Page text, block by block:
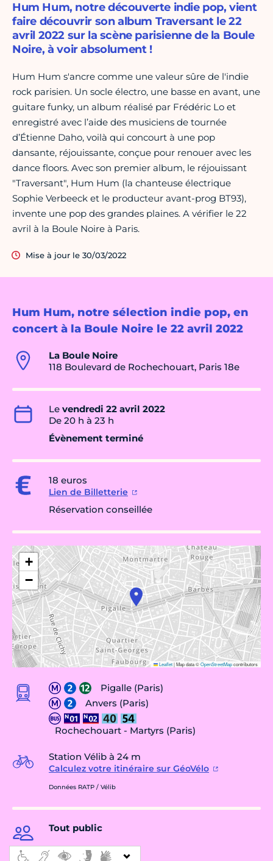
Hum Hum, notre sélection indie pop, en
concert à la Boule Noire le 22 avril 2022
La Boule Noire
118 Boulevard de Rochechouart, Paris 18e
Le vendredi 22 avril 2022
De 20 h à 23 h
Évènement terminé
18 euros
Lien de Billetterie
Réservation conseillée
+
−
Leaflet|Map data ©OpenStreetMapcontributors
Pigalle (Paris)
Anvers (Paris)
Rochechouart - Martyrs (Paris)
Station Vélib à 24 m
Calculez votre itinéraire sur GéoVélo
Données RATP / Vélib
Tout public
Hum Hum, notre découverte indie pop, vient
faire découvrir son album Traversant le 22
avril 2022 sur la scène parisienne de la Boule
Noire, à voir absolument !
Hum Hum s'ancre comme une valeur sûre de l'indie
rock parisien. Un socle électro, une basse en avant, une
guitare funky, un album réalisé par Frédéric Lo et
enregistré avec l’aide des musiciens de tournée
d’Étienne Daho, voilà qui concourt à une pop
dansante, réjouissante, conçue pour renouer avec les
dance floors. Avec son premier album, le réjouissant
"Traversant", Hum Hum (la chanteuse électrique
Sophie Verbeeck et le producteur avant-prog BT93),
invente une pop des grandes plaines. A vérifier le 22
avril à la Boule Noire à Paris.
Mise à jour le 30/03/2022